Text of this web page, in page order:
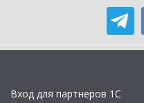
Вход для партнеров 1С